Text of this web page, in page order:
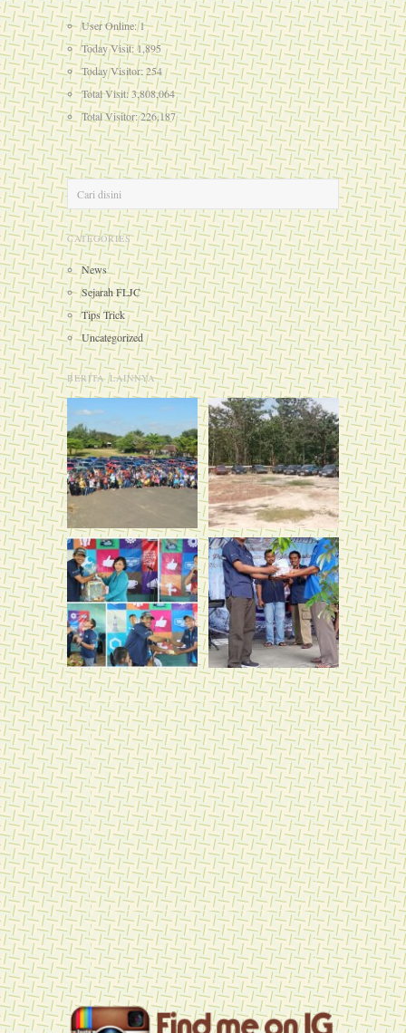
User Online: 1
Today Visit: 1,895
Today Visitor: 254
Total Visit: 3,808,064
Total Visitor: 226,187
CATEGORIES
News
Sejarah FLJC
Tips Trick
Uncategorized
BERITA LAINNYA